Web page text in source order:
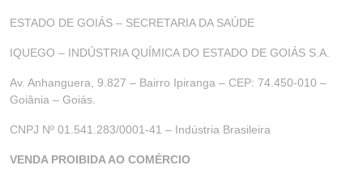
ESTADO DE GOIÁS – SECRETARIA DA SAÚDE
IQUEGO – INDÚSTRIA QUÍMICA DO ESTADO DE GOIÁS S.A.
Av. Anhanguera, 9.827 – Bairro Ipiranga – CEP: 74.450-010 –
Goiânia – Goiás.
CNPJ Nº 01.541.283/0001-41 – Indústria Brasileira
VENDA PROIBIDA AO COMÉRCIO